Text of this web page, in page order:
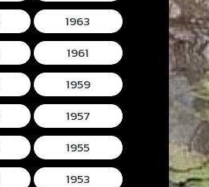
1963
1961
1959
1957
1955
1953